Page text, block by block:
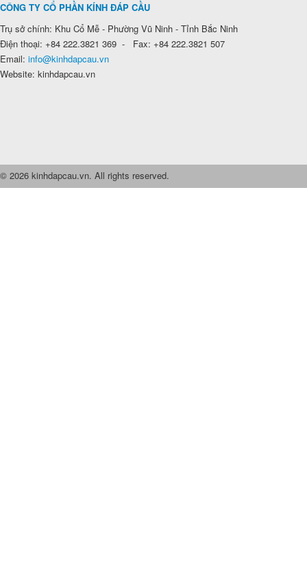
CÔNG TY CỔ PHẦN KÍNH ĐÁP CẦU
Trụ sở chính: Khu Cổ Mễ - Phường Vũ Ninh - Tỉnh Bắc Ninh
Điện thoại: +84 222.3821 369 - Fax: +84 222.3821 507
Email: info@kinhdapcau.vn
Website: kinhdapcau.vn
© 2026 kinhdapcau.vn. All rights reserved.